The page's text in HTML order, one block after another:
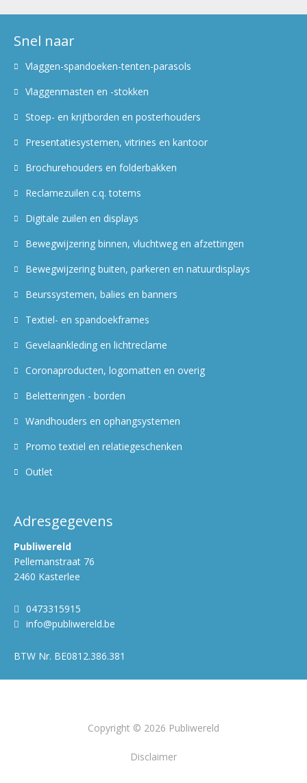
Adresgegevens
Publiwereld
Pellemanstraat 76
2460 Kasterlee
0473315915
info@publiwereld.be
BTW Nr. BE0812.386.381
Snel naar
Vlaggen-spandoeken-tenten-parasols
Vlaggenmasten en -stokken
Stoep- en krijtborden en posterhouders
Presentatiesystemen, vitrines en kantoor
Brochurehouders en folderbakken
Reclamezuilen c.q. totems
Digitale zuilen en displays
Bewegwijzering binnen, vluchtweg en afzettingen
Bewegwijzering buiten, parkeren en natuurdisplays
Beurssystemen, balies en banners
Textiel- en spandoekframes
Gevelaankleding en lichtreclame
Coronaproducten, logomatten en overig
Beletteringen - borden
Wandhouders en ophangsystemen
Promo textiel en relatiegeschenken
Outlet
Copyright © 2026 Publiwereld
Disclaimer